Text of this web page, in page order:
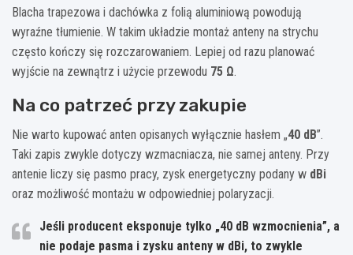
Blacha trapezowa i dachówka z folią aluminiową powodują
wyraźne tłumienie. W takim układzie montaż anteny na strychu
często kończy się rozczarowaniem. Lepiej od razu planować
wyjście na zewnątrz i użycie przewodu 75 Ω.
Na co patrzeć przy zakupie
Nie warto kupować anten opisanych wyłącznie hasłem „40 dB”.
Taki zapis zwykle dotyczy wzmacniacza, nie samej anteny. Przy
antenie liczy się pasmo pracy, zysk energetyczny podany w dBi
oraz możliwość montażu w odpowiedniej polaryzacji.
Jeśli producent eksponuje tylko „40 dB wzmocnienia”, a
nie podaje pasma i zysku anteny w dBi, to zwykle